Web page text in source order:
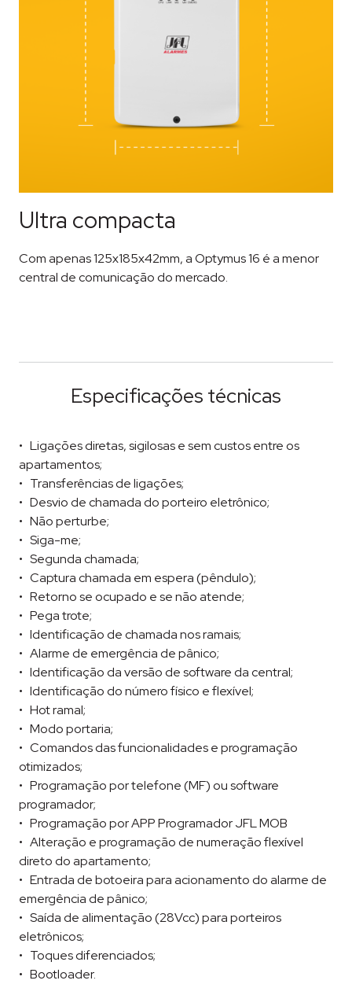
Ultra compacta
Com apenas 125x185x42mm, a Optymus 16 é a menor
central de comunicação do mercado.
Especificações técnicas
Ligações diretas, sigilosas e sem custos entre os
apartamentos;
Transferências de ligações;
Desvio de chamada do porteiro eletrônico;
Não perturbe;
Siga-me;
Segunda chamada;
Captura chamada em espera (pêndulo);
Retorno se ocupado e se não atende;
Pega trote;
Identificação de chamada nos ramais;
Alarme de emergência de pânico;
Identificação da versão de software da central;
Identificação do número físico e flexível;
Hot ramal;
Modo portaria;
Comandos das funcionalidades e programação
otimizados;
Programação por telefone (MF) ou software
programador;
Programação por APP Programador JFL MOB
Alteração e programação de numeração flexível
direto do apartamento;
Entrada de botoeira para acionamento do alarme de
emergência de pânico;
Saída de alimentação (28Vcc) para porteiros
eletrônicos;
Toques diferenciados;
Bootloader.